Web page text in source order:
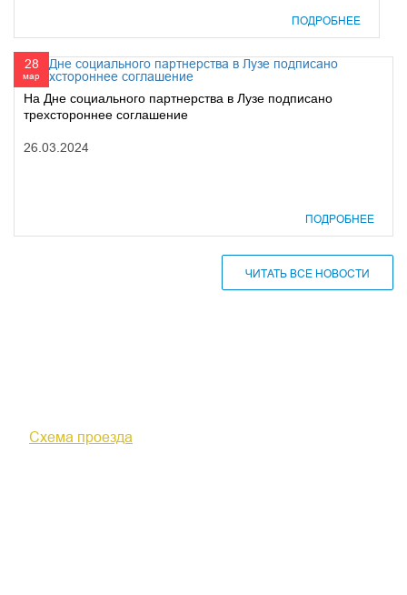
ПОДРОБНЕЕ
28
мар
На Дне социального партнерства в Лузе подписано
трехстороннее соглашение
26.03.2024
ПОДРОБНЕЕ
ЧИТАТЬ ВСЕ НОВОСТИ
Схема проезда